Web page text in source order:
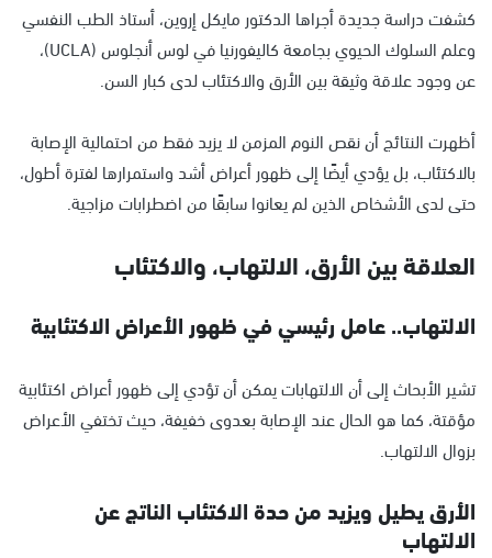
كشفت دراسة جديدة أجراها الدكتور مايكل إروين، أستاذ الطب النفسي
وعلم السلوك الحيوي بجامعة كاليفورنيا في لوس أنجلوس (UCLA)،
عن وجود علاقة وثيقة بين الأرق والاكتئاب لدى كبار السن.
أظهرت النتائج أن نقص النوم المزمن لا يزيد فقط من احتمالية الإصابة
بالاكتئاب، بل يؤدي أيضًا إلى ظهور أعراض أشد واستمرارها لفترة أطول،
حتى لدى الأشخاص الذين لم يعانوا سابقًا من اضطرابات مزاجية.
العلاقة بين الأرق، الالتهاب، والاكتئاب
الالتهاب.. عامل رئيسي في ظهور الأعراض الاكتئابية
تشير الأبحاث إلى أن الالتهابات يمكن أن تؤدي إلى ظهور أعراض اكتئابية
مؤقتة، كما هو الحال عند الإصابة بعدوى خفيفة، حيث تختفي الأعراض
بزوال الالتهاب.
الأرق يطيل ويزيد من حدة الاكتئاب الناتج عن
الالتهاب